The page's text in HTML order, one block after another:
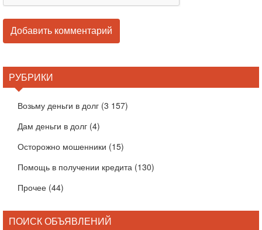
РУБРИКИ
Возьму деньги в долг (3 157)
Дам деньги в долг (4)
Осторожно мошенники (15)
Помощь в получении кредита (130)
Прочее (44)
ПОИСК ОБЪЯВЛЕНИЙ